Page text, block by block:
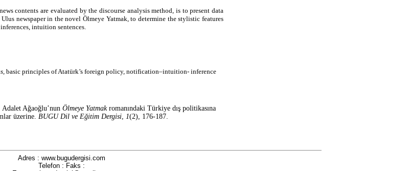
contents are evaluated by the discourse analysis method, is to present data
newspaper in the novel Ölmeye Yatmak, to determine the stylistic features
intuition sentences.
, basic principles of Atatürk’s foreign policy, notification–intuition- inference
Adalet Ağaoğlu’nun Ölmeye Yatmakromanındaki Türkiye dış politikasına
üzerine. BUGU Dil ve Eğitim Dergisi 1(2), 176-187.
Adres : www.bugudergisi.com
Telefon : Faks :